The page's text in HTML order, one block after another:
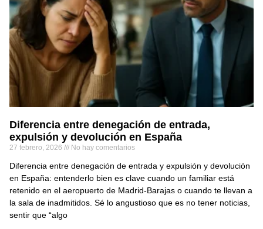
Diferencia entre denegación de entrada,
expulsión y devolución en España
27 febrero, 2026 No hay comentarios
Diferencia entre denegación de entrada y expulsión y devolución
en España: entenderlo bien es clave cuando un familiar está
retenido en el aeropuerto de Madrid-Barajas o cuando te llevan a
la sala de inadmitidos. Sé lo angustioso que es no tener noticias,
sentir que “algo